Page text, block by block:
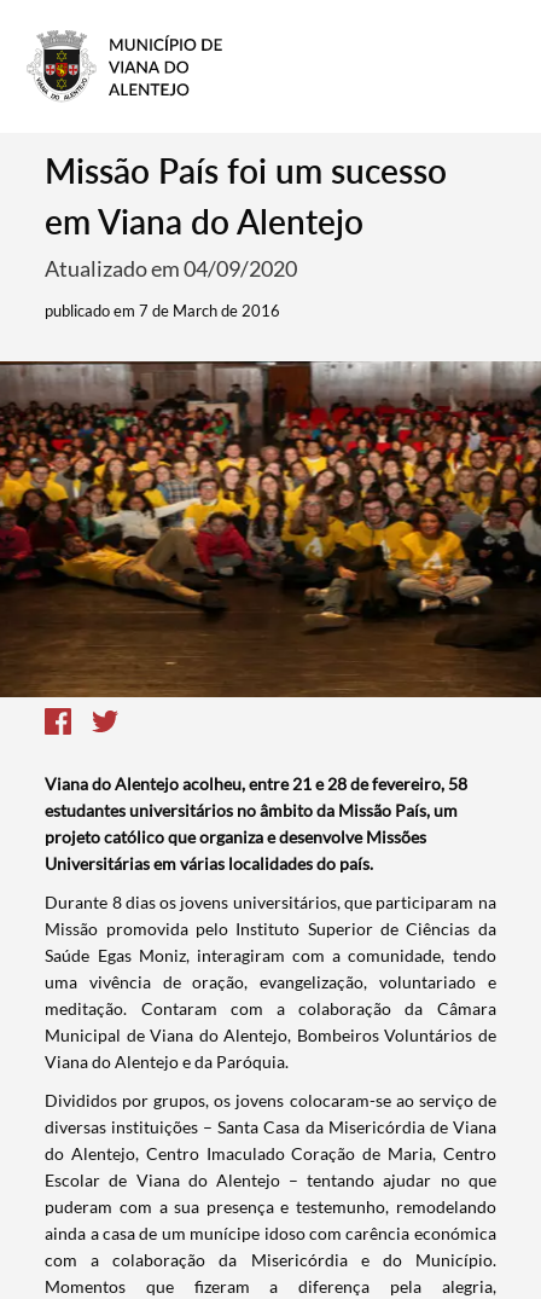
Missão País foi um sucesso
em Viana do Alentejo
Atualizado em 04/09/2020
publicado em 7 de March de 2016
Viana do Alentejo acolheu, entre 21 e 28 de fevereiro, 58
estudantes universitários no âmbito da Missão País, um
projeto católico que organiza e desenvolve Missões
Universitárias em várias localidades do país.
​Durante 8 dias os jovens universitários, que participaram na
Missão promovida pelo Instituto Superior de Ciências da
Saúde Egas Moniz, interagiram com a comunidade, tendo
uma vivência de oração, evangelização, voluntariado e
meditação. Contaram com a colaboração da Câmara
Municipal de Viana do Alentejo, Bombeiros Voluntários de
Viana do Alentejo e da Paróquia.
Divididos por grupos, os jovens colocaram-se ao serviço de
diversas instituições – Santa Casa da Misericórdia de Viana
do Alentejo, Centro Imaculado Coração de Maria, Centro
Escolar de Viana do Alentejo – tentando ajudar no que
puderam com a sua presença e testemunho, remodelando
ainda a casa de um munícipe idoso com carência económica
com a colaboração da Misericórdia e do Município.
Momentos que fizeram a diferença pela alegria,